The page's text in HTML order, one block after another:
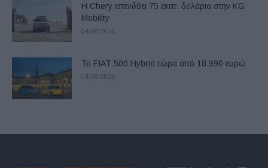
Η Chery επενδύει 75 εκατ. δολάρια στην KG
Mobility
04/08/2026
Το FIAT 500 Hybrid τώρα από 18.990 ευρώ
04/08/2026